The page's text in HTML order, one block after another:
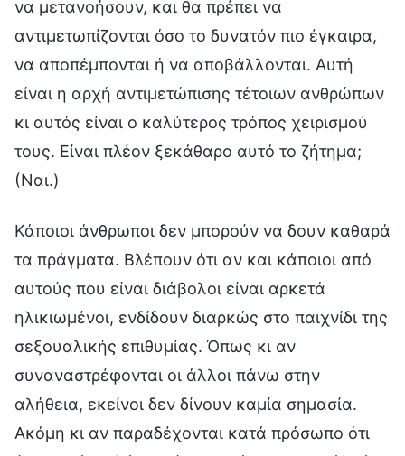
Κάποιοι άνθρωποι δεν μπορούν να δουν καθαρά
τα πράγματα. Βλέπουν ότι αν και κάποιοι από
αυτούς που είναι διάβολοι είναι αρκετά
ηλικιωμένοι, ενδίδουν διαρκώς στο παιχνίδι της
σεξουαλικής επιθυμίας. Όπως κι αν
συναναστρέφονται οι άλλοι πάνω στην
αλήθεια, εκείνοι δεν δίνουν καμία σημασία.
Ακόμη κι αν παραδέχονται κατά πρόσωπο ότι